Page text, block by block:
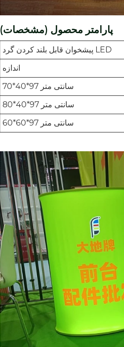
پارامتر محصول (مشخصات)
پیشخوان قابل بلند کردن گرد LED
اندازه
70*40*97 سانتی متر
80*40*97 سانتی متر
60*60*97 سانتی متر